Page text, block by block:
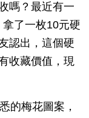
嗎？最近有一
了一枚10元硬
認出，這個硬
收藏價值，現
的梅花圖案，